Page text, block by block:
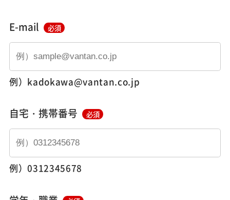
E-mail 必須
例）kadokawa@vantan.co.jp
自宅・携帯番号 必須
例）0312345678